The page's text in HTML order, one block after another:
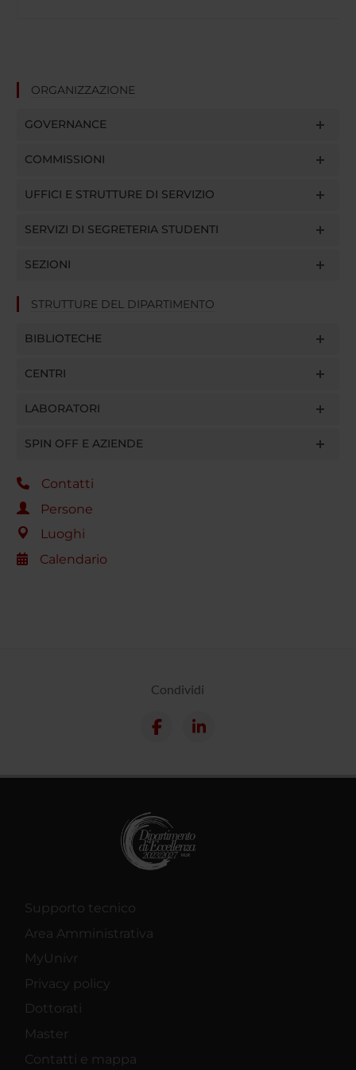
ORGANIZZAZIONE
GOVERNANCE
COMMISSIONI
UFFICI E STRUTTURE DI SERVIZIO
SERVIZI DI SEGRETERIA STUDENTI
SEZIONI
STRUTTURE DEL DIPARTIMENTO
BIBLIOTECHE
CENTRI
LABORATORI
SPIN OFF E AZIENDE
Contatti
Persone
Luoghi
Calendario
Condividi
Supporto tecnico
Area Amministrativa
MyUnivr
Privacy policy
Dottorati
Master
Contatti e mappa